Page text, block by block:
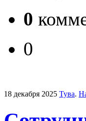
0
0
18 декабря 2025 Тува.